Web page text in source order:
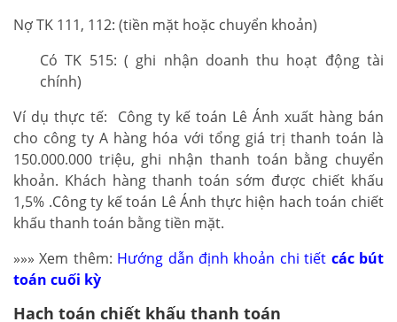
Nợ TK 111, 112: (tiền mặt hoặc chuyển khoản)
Có TK 515: ( ghi nhận doanh thu hoạt động tài
chính)
Ví dụ thực tế: Công ty kế toán Lê Ánh xuất hàng bán
cho công ty A hàng hóa với tổng giá trị thanh toán là
150.000.000 triệu, ghi nhận thanh toán bằng chuyển
khoản. Khách hàng thanh toán sớm được chiết khấu
1,5% .Công ty kế toán Lê Ánh thực hiện hach toán chiết
khấu thanh toán bằng tiền mặt.
»»» Xem thêm: Hướng dẫn định khoản chi tiết các bút
toán cuối kỳ
Hach toán chiết khấu thanh toán